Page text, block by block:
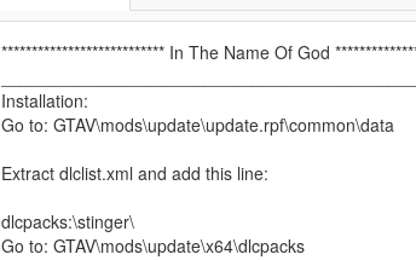
*************************** In The Name Of God
Installation:
Go to: GTAV\mods\update\update.rpf\common\data
Extract dlclist.xml and add this line:
dlcpacks:\stinger\
Go to: GTAV\mods\update\x64\dlcpacks